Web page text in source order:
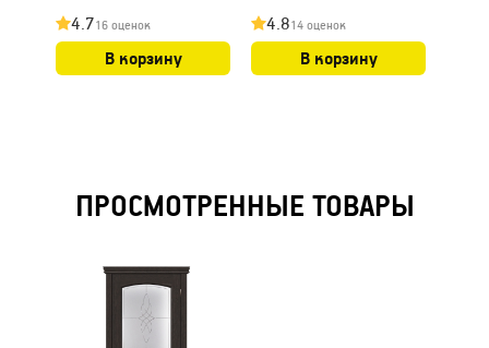
4.716 оценок
В корзину
4.814 оценок
В корзину
ПРОСМОТРЕННЫЕ ТОВАРЫ